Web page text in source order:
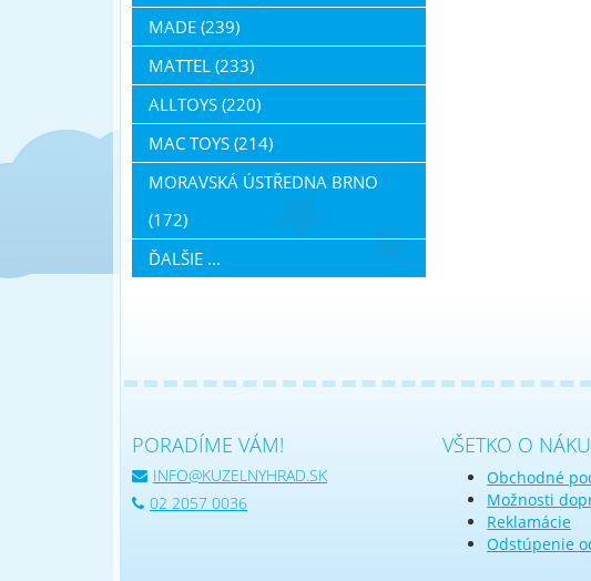
MADE (239)
MATTEL (233)
ALLTOYS (220)
MAC TOYS (214)
MORAVSKÁ ÚSTŘEDNA BRNO
(172)
ĎALŠIE ...
PORADÍME VÁM!
INFO@KUZELNYHRAD.SK
02 2057 0036
VŠETKO O
Obchodné
Možnosti
Reklamácie
Odstúpenie